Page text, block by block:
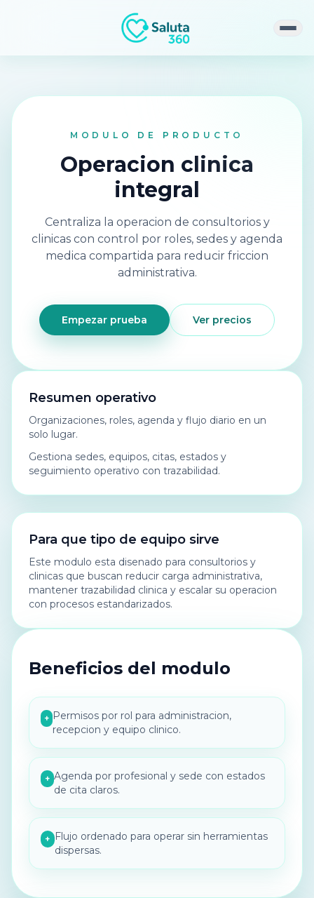
MODULO DE PRODUCTO
Operacion clinica
integral
Centraliza la operacion de consultorios y
clinicas con control por roles, sedes y agenda
medica compartida para reducir friccion
administrativa.
Empezar prueba Ver precios
Resumen operativo
Organizaciones, roles, agenda y flujo diario en un
solo lugar.
Gestiona sedes, equipos, citas, estados y
seguimiento operativo con trazabilidad.
Para que tipo de equipo sirve
Este modulo esta disenado para consultorios y
clinicas que buscan reducir carga administrativa,
mantener trazabilidad clinica y escalar su operacion
con procesos estandarizados.
Beneficios del modulo
+ Permisos por rol para administracion,
recepcion y equipo clinico.
+ Agenda por profesional y sede con estados
de cita claros.
+ Flujo ordenado para operar sin herramientas
dispersas.